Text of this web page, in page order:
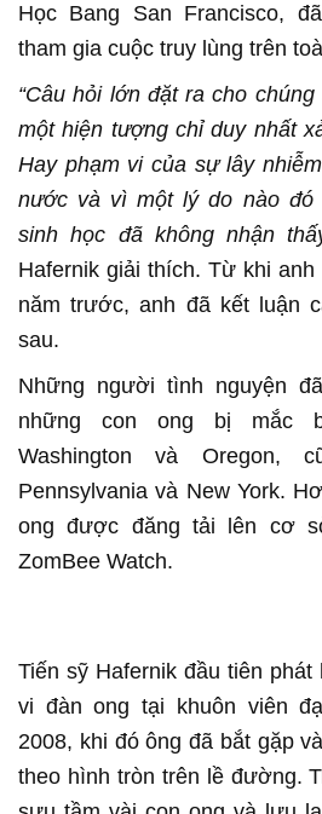
Học Bang San Francisco,
tham gia cuộc truy lùng trên
“Câu hỏi lớn đặt ra cho
một hiện tượng chỉ duy nhất
Hay phạm vi của sự lây
nước và vì một lý do nào đó
sinh học đã không nhận
Hafernik giải thích. Từ khi
năm trước, anh đã kết luận
sau.
Những người tình nguyện
những con ong bị mắc
Washington và Oregon,
Pennsylvania và New York.
ong được đăng tải lên cơ
ZomBee Watch.
Tiến sỹ Hafernik đầu tiên
vi đàn ong tại khuôn viên
2008, khi đó ông đã bắt gặp
theo hình tròn trên lề đường.